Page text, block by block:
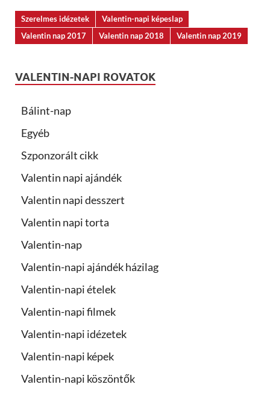
Szerelmes idézetek
Valentin-napi képeslap
Valentin nap 2017
Valentin nap 2018 Valentin nap 2019
VALENTIN-NAPI ROVATOK
Bálint-nap
Egyéb
Szponzorált cikk
Valentin napi ajándék
Valentin napi desszert
Valentin napi torta
Valentin-nap
Valentin-napi ajándék házilag
Valentin-napi ételek
Valentin-napi filmek
Valentin-napi idézetek
Valentin-napi képek
Valentin-napi köszöntők